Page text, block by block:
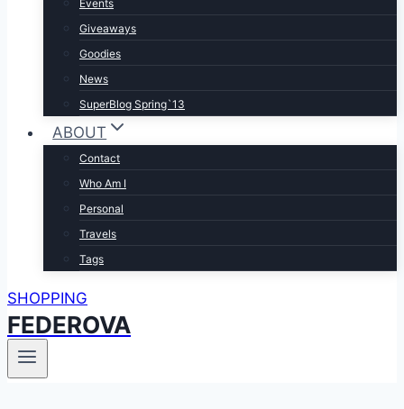
Events
Giveaways
Goodies
News
SuperBlog Spring`13
ABOUT
Contact
Who Am I
Personal
Travels
Tags
SHOPPING
FEDEROVA